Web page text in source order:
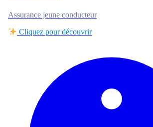
Assurance jeune conducteur
Cliquez pour découvrir